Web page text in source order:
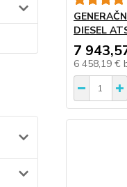
DIESEL
7
6 458,19 €